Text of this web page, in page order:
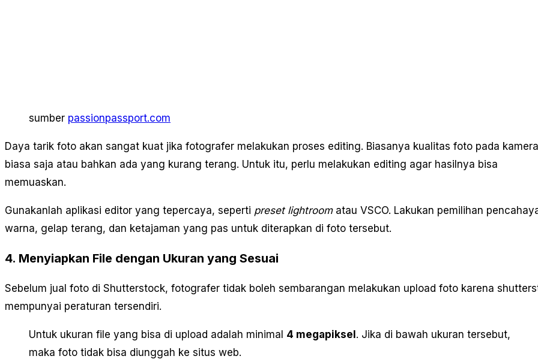
sumber passionpassport.com
Daya tarik foto akan sangat kuat jika fotografer melakukan proses editing. Biasanya kualitas foto pada kamera
biasa saja atau bahkan ada yang kurang terang. Untuk itu, perlu melakukan editing agar hasilnya bisa
memuaskan.
Gunakanlah aplikasi editor yang tepercaya, seperti preset lightroomatau VSCO. Lakukan pemilihan
warna, gelap terang, dan ketajaman yang pas untuk diterapkan di foto tersebut.
4. Menyiapkan File dengan Ukuran yang Sesuai
Sebelum jual foto di Shutterstock, fotografer tidak boleh sembarangan melakukan upload foto karena
mempunyai peraturan tersendiri.
Untuk ukuran file yang bisa di upload adalah minimal 4 megapiksel. Jika di bawah ukuran tersebut,
maka foto tidak bisa diunggah ke situs web.